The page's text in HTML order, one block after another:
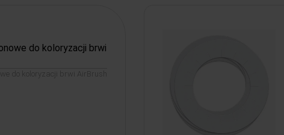
do koloryzacji brwi
do koloryzacji brwi AirBrush